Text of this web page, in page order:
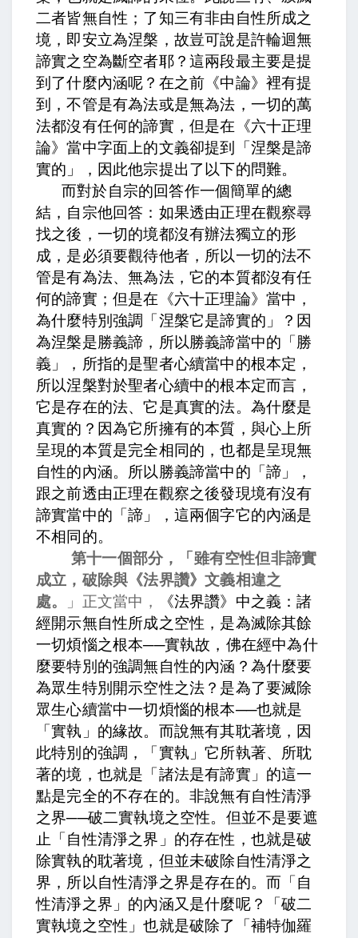
二者皆無自性；了知三有非由自性所成之
境，即安立為涅槃，故豈可說是許輪迴無
諦實之空為斷空者耶？ 這兩段最主要是提
到了什麼內涵呢？在之前《中論》裡有提
到，不管是有為法或是無為法，一切的萬
法都沒有任何的諦實，但是在《六十正理
論》當中字面上的文義卻提到「涅槃是諦
實的」，因此他宗提出了以下的問難。
而對於自宗的回答作一個簡單的總
結，自宗他回答：如果透由正理在觀察尋
找之後，一切的境都沒有辦法獨立的形
成，是必須要觀待他者，所以一切的法不
管是有為法、無為法，它的本質都沒有任
何的諦實；但是在《六十正理論》當中，
為什麼特別強調「涅槃它是諦實的」？因
為涅槃是勝義諦，所以勝義諦當中的「勝
義」，所指的是聖者心續當中的根本定，
所以涅槃對於聖者心續中的根本定而言，
它是存在的法、它是真實的法。為什麼是
真實的？因為它所擁有的本質，與心上所
呈現的本質是完全相同的，也都是呈現無
自性的內涵。所以勝義諦當中的「諦」，
跟之前透由正理在觀察之後發現境有沒有
諦實當中的「諦」，這兩個字它的內涵是
不相同的。
第十一個部分，「雖有空性但非諦實
成立，破除與《法界讚》文義相違之
處。
」正文當中，
《法界讚》中之義：諸
經開示無自性所成之空性，是為滅除其餘
一切煩惱之根本──實執故， 佛在經中為什
麼要特別的強調無自性的內涵？為什麼要
為眾生特別開示空性之法？是為了要滅除
眾生心續當中一切煩惱的根本──也就是
「實執」的緣故。 而說無有其耽著境， 因
此特別的強調，「實執」它所執著、所耽
著的境，也就是「諸法是有諦實」的這一
點是完全的不存在的。 非說無有自性清淨
之界──破二實執境之空性。 但並不是要遮
止「自性清淨之界」的存在性，也就是破
除實執的耽著境，但並未破除自性清淨之
界，所以自性清淨之界是存在的。而「自
性清淨之界」的內涵又是什麼呢？「破二
實執境之空性」也就是破除了「補特伽羅